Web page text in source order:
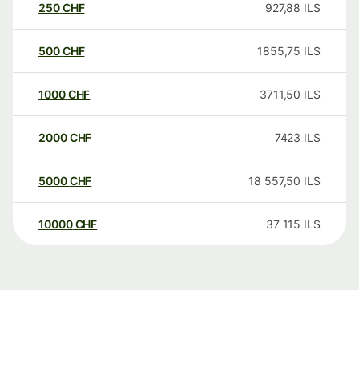
250CHF 927,88 ILS
500CHF 1855,75 ILS
1000CHF 3711,50 ILS
2000CHF 7423 ILS
5000CHF 18 557,50 ILS
10000 CHF 37 115 ILS